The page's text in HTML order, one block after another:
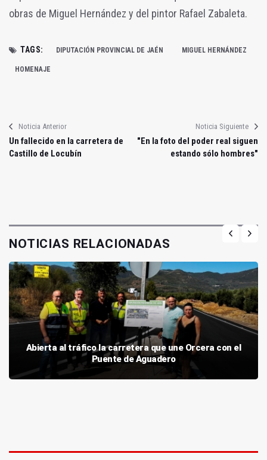
obras de Miguel Hernández y del pintor Rafael Zabaleta.
TAGS: DIPUTACIÓN PROVINCIAL DE JAÉN MIGUEL HERNÁNDEZ
HOMENAJE
Noticia Anterior
Un fallecido en la carretera de
Castillo de Locubín
Noticia Siguiente
"En la foto del poder real siguen
estando sólo hombres"
NOTICIAS RELACIONADAS
Abierta al tráfico la carretera que une Orcera con el
Puente de Aguadero